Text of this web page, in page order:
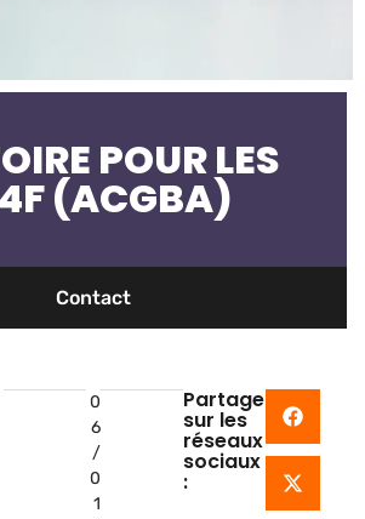
POUR LES
(ACGBA)
Contact
0
6
/
0
1
Partager
sur les
réseaux
sociaux
: